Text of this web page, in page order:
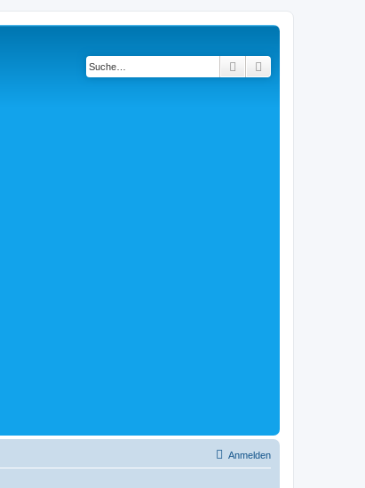
Suche
Anmelden